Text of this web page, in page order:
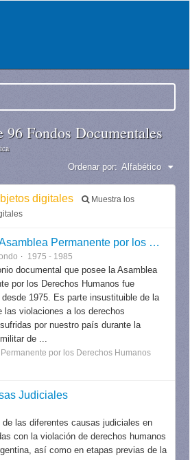
96 Fondos Documentales
Ordenar por: Alfabético
digitales
Muestra los
APDH (Asamblea Permanente por los Derechos Humanos)
1975 - 1985
documental que posee la Asamblea
por los Derechos Humanos fue
desde 1975. Es parte insustituible de la
las violaciones a los derechos
por nuestro país durante la
de ...
por los Derechos Humanos
Judiciales
de las diferentes causas judiciales en
con la violación de derechos humanos
así como en etapas previas de la